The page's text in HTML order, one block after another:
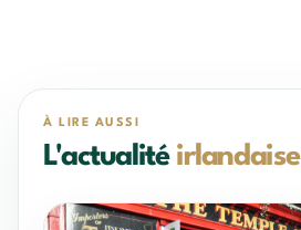
À LIRE AUSSI
L'actualité irlandaise